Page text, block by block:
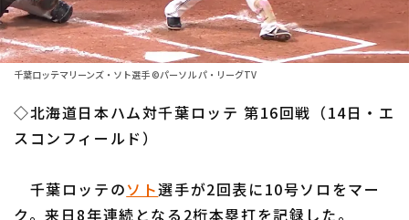
1軍公式戦
ファーム東地区
ファーム西地区
選手名鑑
選手名鑑トップ
北海道日本ハムファイターズ
東北楽天ゴールデンイーグルス
埼玉西武ライオンズ
ニュース
設定
千葉ロッテマリーンズ・ソト選手 ©パーソル パ・リーグTV
◇北海道日本ハム対千葉ロッテ 第16回戦（14日・エ
スコンフィールド）
千葉ロッテのソト選手が2回表に10号ソロをマー
ク。来日8年連続となる2桁本塁打を記録した。